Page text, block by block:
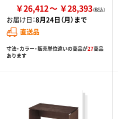
￥26,412 ￥28,393
お届け日：8月24日（月）まで
直送品
寸法・カラー・販売単位違いの商品が27商品
あります